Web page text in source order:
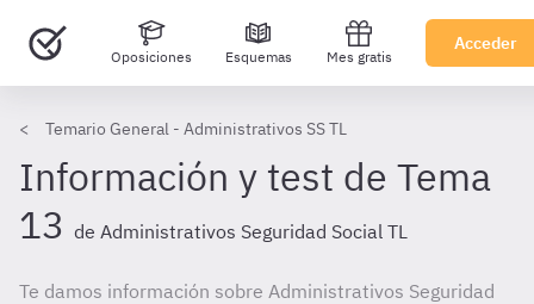
Oposiciones Esquemas Mes gratis
Acceder
Temario General - Administrativos SS TL
Información y test de Tema
13 de Administrativos Seguridad Social TL
Te damos información sobre Administrativos Seguridad